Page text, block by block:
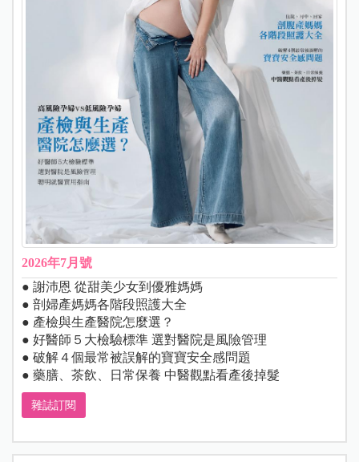
2026年7月號
● 謝沛恩 從甜美少女到優雅媽媽
● 剖婦產媽媽各階段照護大全
● 產檢與生產醫院怎麼選？
● 好醫師５大檢驗標準 選對醫院是風險管理
● 破解４個最常被誤解的寶寶安全感問題
● 藥膳、茶飲、日常保養 中醫觀點看產後掉髮
雜誌訂閱